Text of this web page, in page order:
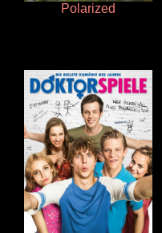
Polarized